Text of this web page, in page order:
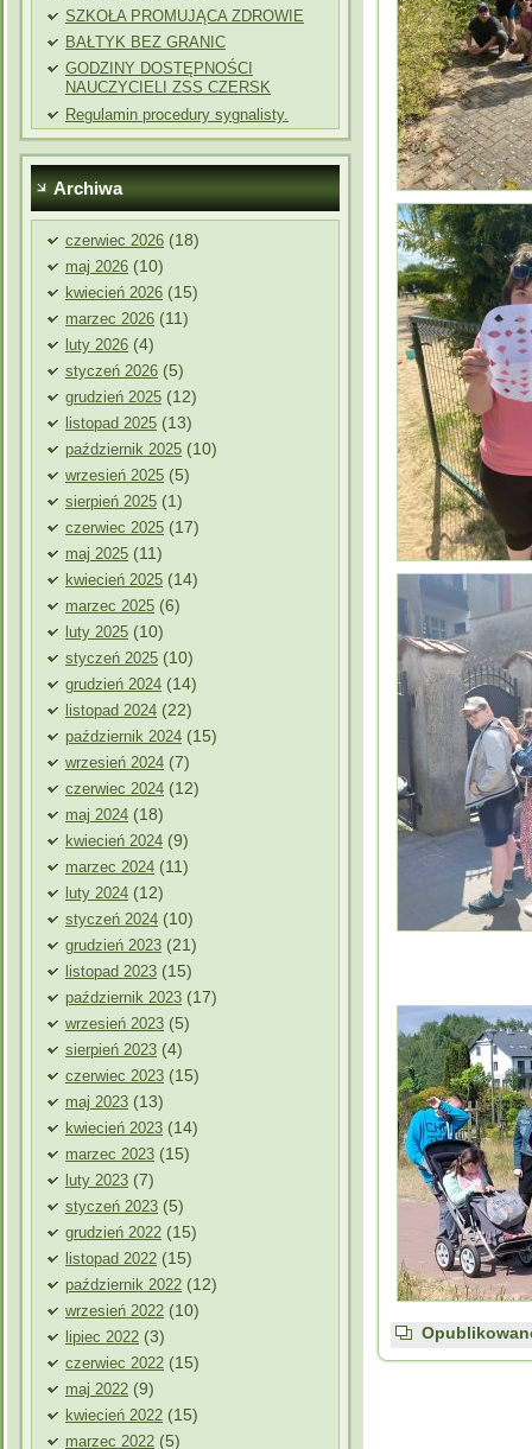
SZKOŁA PROMUJĄCA ZDROWIE
BAŁTYK BEZ GRANIC
GODZINY DOSTĘPNOŚCI
NAUCZYCIELI ZSS CZERSK
Regulamin procedury sygnalisty.
Archiwa
czerwiec 2026 (18)
maj 2026 (10)
kwiecień 2026 (15)
marzec 2026 (11)
luty 2026 (4)
styczeń 2026 (5)
grudzień 2025 (12)
listopad 2025 (13)
październik 2025 (10)
wrzesień 2025 (5)
sierpień 2025 (1)
czerwiec 2025 (17)
maj 2025 (11)
kwiecień 2025 (14)
marzec 2025 (6)
luty 2025 (10)
styczeń 2025 (10)
grudzień 2024 (14)
listopad 2024 (22)
październik 2024 (15)
wrzesień 2024 (7)
czerwiec 2024 (12)
maj 2024 (18)
kwiecień 2024 (9)
marzec 2024 (11)
luty 2024 (12)
styczeń 2024 (10)
grudzień 2023 (21)
listopad 2023 (15)
październik 2023 (17)
wrzesień 2023 (5)
sierpień 2023 (4)
czerwiec 2023 (15)
maj 2023 (13)
kwiecień 2023 (14)
marzec 2023 (15)
luty 2023 (7)
styczeń 2023 (5)
grudzień 2022 (15)
listopad 2022 (15)
październik 2022 (12)
wrzesień 2022 (10)
lipiec 2022 (3)
czerwiec 2022 (15)
maj 2022 (9)
kwiecień 2022 (15)
marzec 2022 (5)